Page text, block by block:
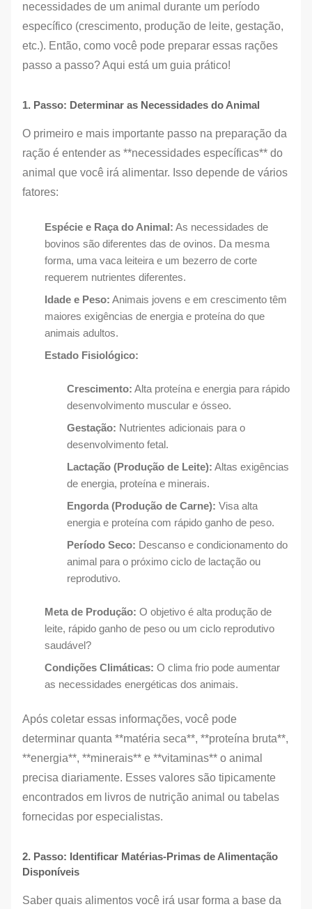
necessidades de um animal durante um período
específico (crescimento, produção de leite, gestação,
etc.). Então, como você pode preparar essas rações
passo a passo? Aqui está um guia prático!
1. Passo: Determinar as Necessidades do Animal
O primeiro e mais importante passo na preparação da
ração é entender as **necessidades específicas** do
animal que você irá alimentar. Isso depende de vários
fatores:
Espécie e Raça do Animal: As necessidades de
bovinos são diferentes das de ovinos. Da mesma
forma, uma vaca leiteira e um bezerro de corte
requerem nutrientes diferentes.
Idade e Peso: Animais jovens e em crescimento têm
maiores exigências de energia e proteína do que
animais adultos.
Estado Fisiológico:
Crescimento: Alta proteína e energia para rápido
desenvolvimento muscular e ósseo.
Gestação: Nutrientes adicionais para o
desenvolvimento fetal.
Lactação (Produção de Leite): Altas exigências
de energia, proteína e minerais.
Engorda (Produção de Carne): Visa alta
energia e proteína com rápido ganho de peso.
Período Seco: Descanso e condicionamento do
animal para o próximo ciclo de lactação ou
reprodutivo.
Meta de Produção: O objetivo é alta produção de
leite, rápido ganho de peso ou um ciclo reprodutivo
saudável?
Condições Climáticas: O clima frio pode aumentar
as necessidades energéticas dos animais.
Após coletar essas informações, você pode
determinar quanta **matéria seca**, **proteína bruta**,
**energia**, **minerais** e **vitaminas** o animal
precisa diariamente. Esses valores são tipicamente
encontrados em livros de nutrição animal ou tabelas
fornecidas por especialistas.
2. Passo: Identificar Matérias-Primas de Alimentação
Disponíveis
Saber quais alimentos você irá usar forma a base da